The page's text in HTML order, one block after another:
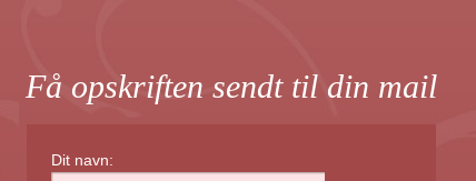
Få opskriften sendt til din mail
Dit navn: